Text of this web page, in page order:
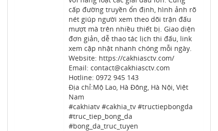
cấp đường truyền ổn định, hình ảnh rõ
nét giúp người xem theo dõi trận đấu
mượt mà trên nhiều thiết bị. Giao diện
đơn giản, dễ thao tác lịch thi đấu, link
xem cập nhật nhanh chóng mỗi ngày.
Website: https://cakhiasctv.com/
Email: contact@cakhiasctv.com
Hotline: 0972 945 143
Địa chỉ:Mộ Lao, Hà Đông, Hà Nội, Việt
Nam
#cakhiatv #cakhia_tv #tructiepbongda
#truc_tiep_bong_da
#bong_da_truc_tuyen